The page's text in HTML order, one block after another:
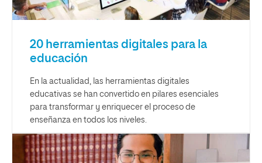
20 herramientas digitales para la
educación
En la actualidad, las herramientas digitales
educativas se han convertido en pilares esenciales
para transformar y enriquecer el proceso de
enseñanza en todos los niveles.